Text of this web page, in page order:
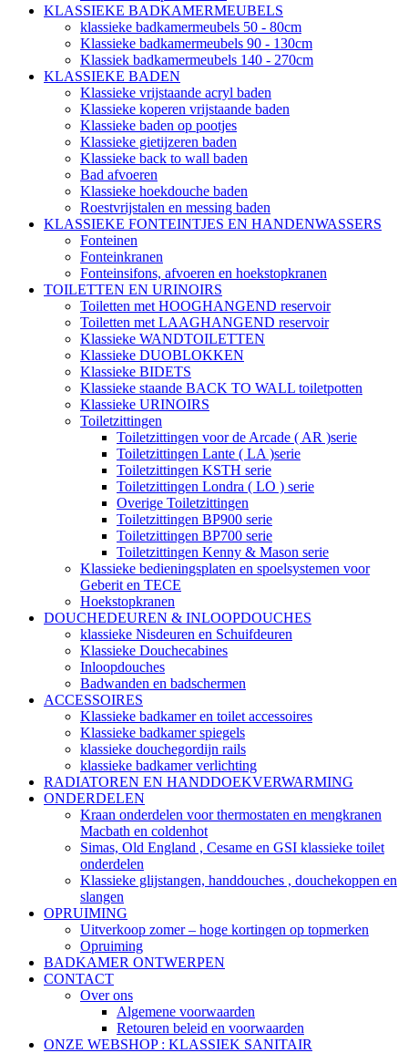
KLASSIEKE BADKAMERMEUBELS
klassieke badkamermeubels 50 - 80cm
Klassieke badkamermeubels 90 - 130cm
Klassiek badkamermeubels 140 - 270cm
KLASSIEKE BADEN
Klassieke vrijstaande acryl baden
Klassieke koperen vrijstaande baden
Klassieke baden op pootjes
Klassieke gietijzeren baden
Klassieke back to wall baden
Bad afvoeren
Klassieke hoekdouche baden
Roestvrijstalen en messing baden
KLASSIEKE FONTEINTJES EN HANDENWASSERS
Fonteinen
Fonteinkranen
Fonteinsifons, afvoeren en hoekstopkranen
TOILETTEN EN URINOIRS
Toiletten met HOOGHANGEND reservoir
Toiletten met LAAGHANGEND reservoir
Klassieke WANDTOILETTEN
Klassieke DUOBLOKKEN
Klassieke BIDETS
Klassieke staande BACK TO WALL toiletpotten
Klassieke URINOIRS
Toiletzittingen
Toiletzittingen voor de Arcade ( AR )serie
Toiletzittingen Lante ( LA )serie
Toiletzittingen KSTH serie
Toiletzittingen Londra ( LO ) serie
Overige Toiletzittingen
Toiletzittingen BP900 serie
Toiletzittingen BP700 serie
Toiletzittingen Kenny & Mason serie
Klassieke bedieningsplaten en spoelsystemen voor
Geberit en TECE
Hoekstopkranen
DOUCHEDEUREN & INLOOPDOUCHES
klassieke Nisdeuren en Schuifdeuren
Klassieke Douchecabines
Inloopdouches
Badwanden en badschermen
ACCESSOIRES
Klassieke badkamer en toilet accessoires
Klassieke badkamer spiegels
klassieke douchegordijn rails
klassieke badkamer verlichting
RADIATOREN EN HANDDOEKVERWARMING
ONDERDELEN
Kraan onderdelen voor thermostaten en mengkranen
Macbath en coldenhot
Simas, Old England , Cesame en GSI klassieke toilet
onderdelen
Klassieke glijstangen, handdouches , douchekoppen en
slangen
OPRUIMING
Uitverkoop zomer – hoge kortingen op topmerken
Opruiming
BADKAMER ONTWERPEN
CONTACT
Over ons
Algemene voorwaarden
Retouren beleid en voorwaarden
ONZE WEBSHOP : KLASSIEK SANITAIR